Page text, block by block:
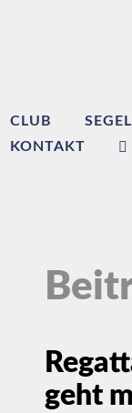
CLUB
KONTAKT
geht